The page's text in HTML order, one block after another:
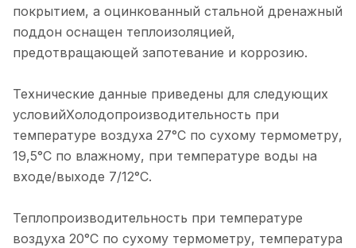
покрытием, а оцинкованный стальной дренажный
поддон оснащен теплоизоляцией,
предотвращающей запотевание и коррозию.
Технические данные приведены для следующих
условийХолодопроизводительность при
температуре воздуха 27°С по сухому термометру,
19,5°С по влажному, при температуре воды на
входе/выходе 7/12°С.
Теплопроизводительность при температуре
воздуха 20°С по сухому термометру, температура